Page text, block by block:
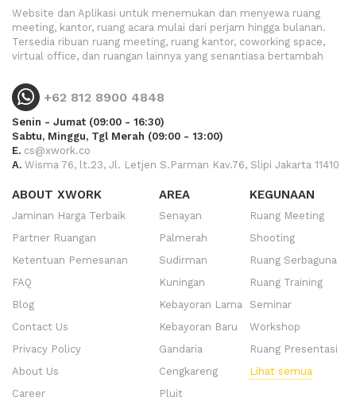
Website dan Aplikasi untuk menemukan dan menyewa ruang
meeting, kantor, ruang acara mulai dari perjam hingga bulanan.
Tersedia ribuan ruang meeting, ruang kantor, coworking space,
virtual office, dan ruangan lainnya yang senantiasa bertambah
+62 812 8900 4848
Senin - Jumat (09:00 - 16:30)
Sabtu, Minggu, Tgl Merah (09:00 - 13:00)
E. cs@xwork.co
A. Wisma 76, lt.23, Jl. Letjen S.Parman Kav.76, Slipi Jakarta 11410
ABOUT XWORK
Jaminan Harga Terbaik
Partner Ruangan
Ketentuan Pemesanan
FAQ
Blog
Contact Us
Privacy Policy
About Us
Career
AREA
Senayan
Palmerah
Sudirman
Kuningan
Kebayoran Lama
Kebayoran Baru
Gandaria
Cengkareng
Pluit
KEGUNAAN
Ruang Meeting
Shooting
Ruang Serbaguna
Ruang Training
Seminar
Workshop
Ruang Presentasi
Lihat semua